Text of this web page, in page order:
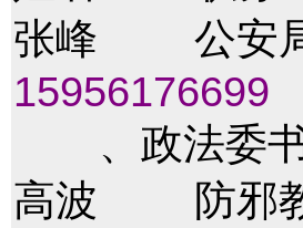
张峰 公安
15956176699
、政法委
高波 防邪教